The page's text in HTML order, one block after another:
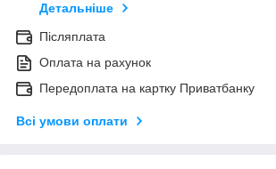
Детальніше
Післяплата
Оплата на рахунок
Передоплата на картку Приватбанку
Всі умови оплати